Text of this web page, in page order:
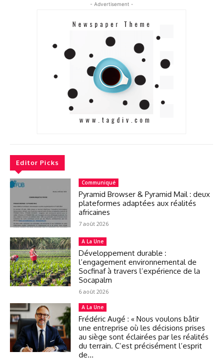
- Advertisement -
Editor Picks
Communiqué
Pyramid Browser & Pyramid Mail : deux
plateformes adaptées aux réalités
africaines
7 août 2026
A La Une
Développement durable :
l’engagement environnemental de
Socfinaf à travers l’expérience de la
Socapalm
6 août 2026
A La Une
Frédéric Augé : « Nous voulons bâtir
une entreprise où les décisions prises
au siège sont éclairées par les réalités
du terrain. C’est précisément l’esprit
de...